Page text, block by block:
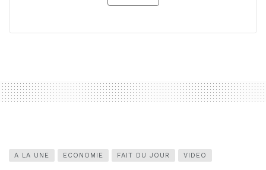
A LA UNE ECONOMIE FAIT DU JOUR VIDEO